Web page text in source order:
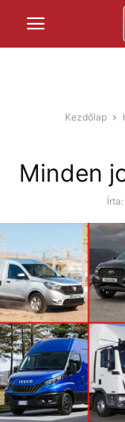
Kezdőlap
Minden
Írta: